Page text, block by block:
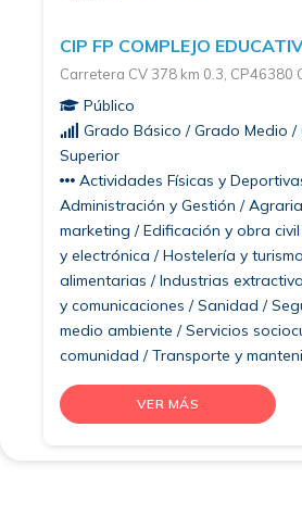
CIP FP COMPLEJO
Carretera CV 378 km 0.3, CP46380
Público
Grado Básico / Grado Medio /
Superior
Actividades Físicas y
Administración y Gestión /
marketing / Edificación y obra
y electrónica / Hostelería y
alimentarias / Industrias
y comunicaciones / Sanidad /
medio ambiente / Servicios
comunidad / Transporte y
VER MÁS